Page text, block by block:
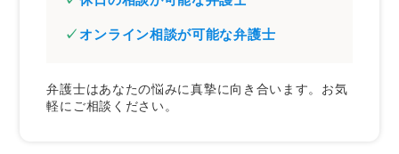
最初の無料相談では、何を聞くのがよいです
か？
きますか？
離婚問題を弁護士に相談したほうがよいケー
オンライン相談が可能な弁護士
弁護士はあなたの悩みに真摯に向き合います。お気
軽にご相談ください。